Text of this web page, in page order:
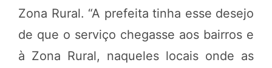
Zona Rural. “A prefeita tinha esse desejo
de que o serviço chegasse aos bairros e
à Zona Rural, naqueles locais onde as